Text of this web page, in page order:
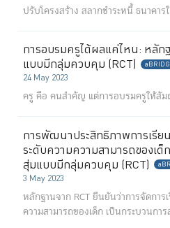
ปรับโครงสร้าง สลากชำระหนี้ ธนาคา
การอบรมครูได้ผลแค่ไหน: หลัก
แบบมีกลุ่มควบคุม (RCT)
24 May 2023
ครู คือ คนสำคัญ แต่การอบรมครูให้สัม
การพัฒนาประสิทธิภาพการเรีย
ระดับความความสามารถของเ
สุ่มแบบมีกลุ่มควบคุม (RCT)
3 May 2023
หลักฐานจาก RCT ยืนยันว่าการจัดกา
ความสามารถของเด็ก เป็นกระบวนกา